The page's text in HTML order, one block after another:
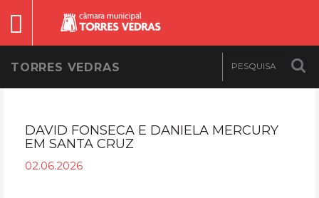
TORRES VEDRAS
DAVID FONSECA E DANIELA MERCURY
EM SANTA CRUZ
02.06.2026